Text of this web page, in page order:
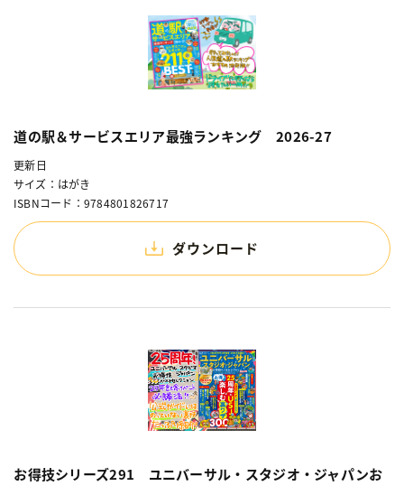
道の駅＆サービスエリア最強ランキング 2026-27
更新日
サイズ：はがき
ISBNコード：9784801826717
ダウンロード
お得技シリーズ291 ユニバーサル・スタジオ・ジャパンお